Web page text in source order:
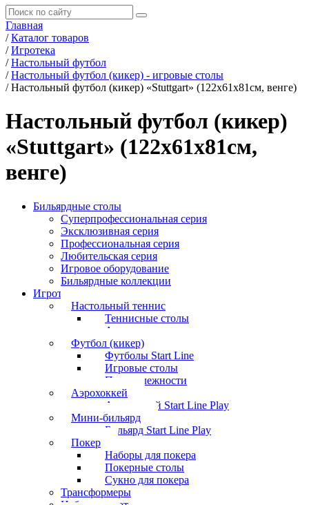
Главная
/ Каталог товаров
/ Игротека
/ Настольный футбол
/ Настольный футбол (кикер) - игровые столы
/ Настольный футбол (кикер) «Stuttgart» (122x61x81см, венге)
Настольный футбол (кикер)
«Stuttgart» (122x61x81см,
венге)
Бильярдные столы
Суперпрофессиональная серия
Эксклюзивная серия
Профессиональная серия
Любительская серия
Игровое оборудование
Бильярдные коллекции
Игротека
Настольный теннис
Теннисные столы
Аксессуары
Футбол (кикер)
Футболы Start Line
Игровые столы
Принадлежности
Аэрохоккей
Аэрохоккей Start Line Play
Мини-бильярд
Бильярд Start Line Play
Покер
Наборы для покера
Покерные столы
Сукно для покера
Трансформеры